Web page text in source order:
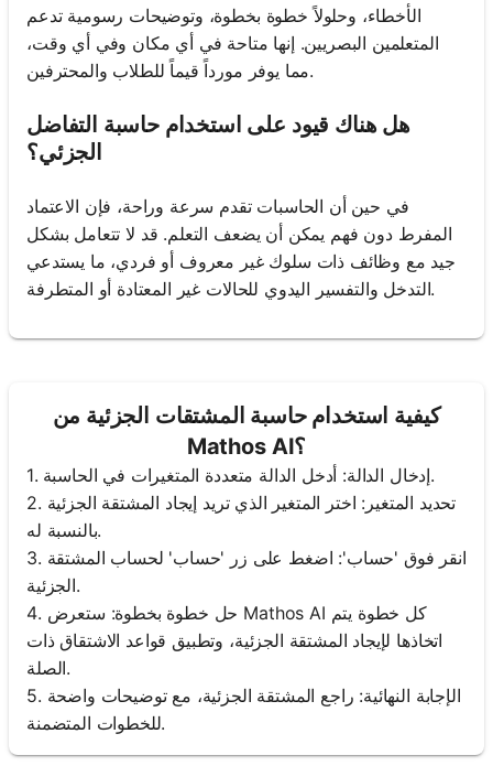
الأخطاء، وحلولاً خطوة بخطوة، وتوضيحات رسومية تدعم
المتعلمين البصريين. إنها متاحة في أي مكان وفي أي وقت،
مما يوفر مورداً قيماً للطلاب والمحترفين.
هل هناك قيود على استخدام حاسبة التفاضل
الجزئي؟
في حين أن الحاسبات تقدم سرعة وراحة، فإن الاعتماد
المفرط دون فهم يمكن أن يضعف التعلم. قد لا تتعامل بشكل
جيد مع وظائف ذات سلوك غير معروف أو فردي، ما يستدعي
التدخل والتفسير اليدوي للحالات غير المعتادة أو المتطرفة.
كيفية استخدام حاسبة المشتقات الجزئية من
Mathos AI؟
1. إدخال الدالة: أدخل الدالة متعددة المتغيرات في الحاسبة.
2. تحديد المتغير: اختر المتغير الذي تريد إيجاد المشتقة الجزئية
بالنسبة له.
3. انقر فوق 'حساب': اضغط على زر 'حساب' لحساب المشتقة
الجزئية.
4. حل خطوة بخطوة: ستعرض Mathos AI كل خطوة يتم
اتخاذها لإيجاد المشتقة الجزئية، وتطبيق قواعد الاشتقاق ذات
الصلة.
5. الإجابة النهائية: راجع المشتقة الجزئية، مع توضيحات واضحة
للخطوات المتضمنة.